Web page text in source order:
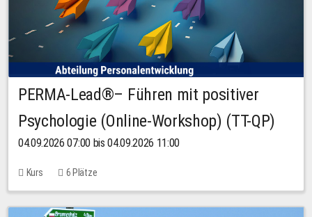
PERMA-Lead®– Führen mit positiver
Psychologie (Online-Workshop) (TT-QP)
04.09.2026 07:00 bis 04.09.2026 11:00
Kurs 6 Plätze